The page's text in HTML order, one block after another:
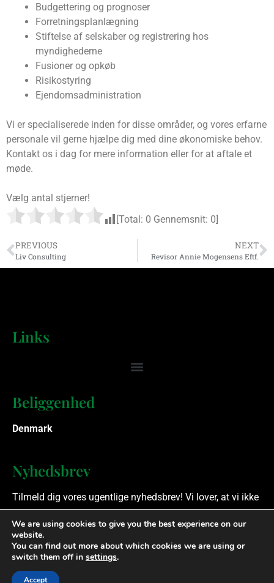
Budgettering og prognoser
Forretningsplanlægning
Stiftelse af selskaber og registrering hos
myndighederne
Fusioner og opkøb
Risikostyring
Ejendomsadministration
Vi er specialiserede inden for disse områder, og vores erfarne
personale vil gerne hjælpe dig med dine økonomiske behov.
Kontakt os i dag for mere information eller for at aftale et
møde.
Vælg antal stjerner!
[Total: 0 Gennemsnit: 0
PREVIOUS
Liv Consulting
NEXT
Revisor Annie Mogensens Eftf.
Links
Beliggenhed
Denmark
Nyhedsbrev
Tilmeld dig vores ugentlige nyhedsbrev! Vi lover, at vi ikke
spammer.
Ophavsret © 2023 Finansielle Rådgivere. Alle rettigheder
forbeholdes.
We are using cookies to give you the best experience on our
website.
You can find out more about which cookies we are using or
switch them off in settings.
Accept